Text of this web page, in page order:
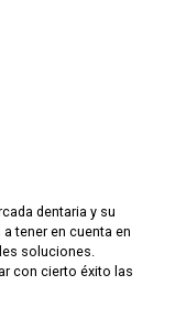
dentaria y su
tener en cuenta en
soluciones.
con cierto éxito las